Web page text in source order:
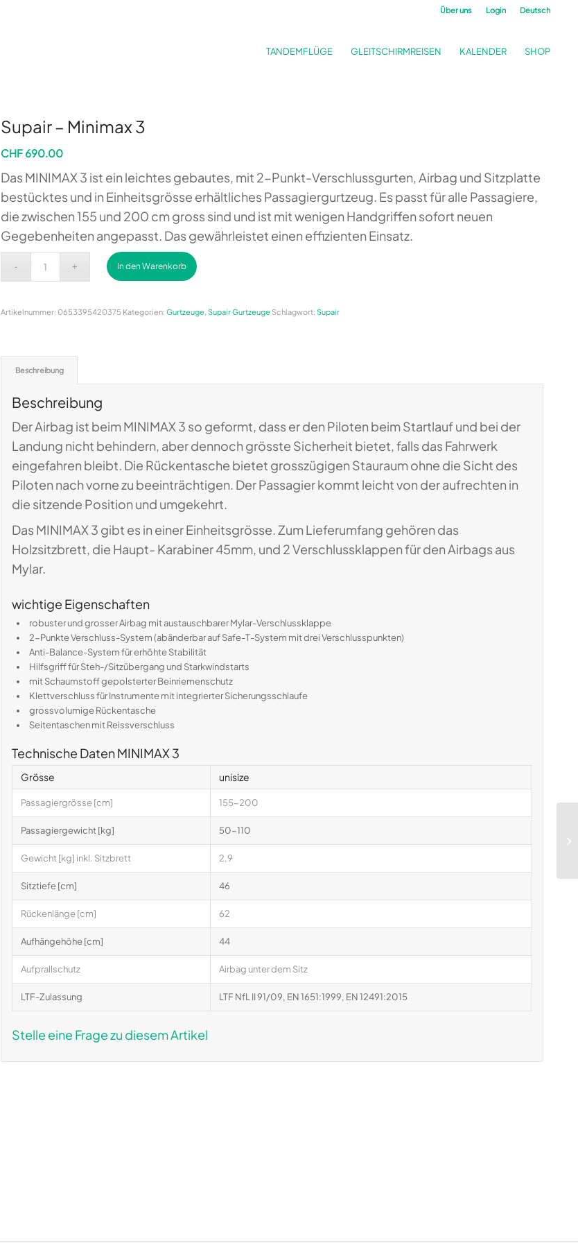
Über uns Login Deutsch
TANDEMFLÜGE GLEITSCHIRMREISEN KALENDER SHOP
Supair – Minimax 3
CHF690.00
Das MINIMAX 3 ist ein leichtes gebautes, mit 2-Punkt-Verschlussgurten, Airbag und Sitzplatte
bestücktes und in Einheitsgrösse erhältliches Passagiergurtzeug. Es passt für alle Passagiere,
die zwischen 155 und 200 cm gross sind und ist mit wenigen Handgriffen sofort neuen
Gegebenheiten angepasst. Das gewährleistet einen effizienten Einsatz.
In den Warenkorb
Artikelnummer: 0653395420375 Kategorien: Gurtzeuge, Supair Gurtzeuge Schlagwort: Supair
Beschreibung
Beschreibung
Der Airbag ist beim MINIMAX 3 so geformt, dass er den Piloten beim Startlauf und bei der
Landung nicht behindern, aber dennoch grösste Sicherheit bietet, falls das Fahrwerk
eingefahren bleibt. Die Rückentasche bietet grosszügigen Stauraum ohne die Sicht des
Piloten nach vorne zu beeinträchtigen. Der Passagier kommt leicht von der aufrechten in
die sitzende Position und umgekehrt.
Das MINIMAX 3 gibt es in einer Einheitsgrösse. Zum Lieferumfang gehören das
Holzsitzbrett, die Haupt- Karabiner 45mm, und 2 Verschlussklappen für den Airbags aus
Mylar.
wichtige Eigenschaften
robuster und grosser Airbag mit austauschbarer Mylar-Verschlussklappe
2-Punkte Verschluss-System (abänderbar auf Safe-T-System mit drei Verschlusspunkten)
Anti-Balance-System für erhöhte Stabilität
Hilfsgriff für Steh-/Sitzübergang und Starkwindstarts
mit Schaumstoff gepolsterter Beinriemenschutz
Klettverschluss für Instrumente mit integrierter Sicherungsschlaufe
grossvolumige Rückentasche
Seitentaschen mit Reissverschluss
Technische Daten MINIMAX 3
Grösse unisize
Passagiergrösse [cm] 155-200
Passagiergewicht [kg] 50-110
Gewicht [kg] inkl. Sitzbrett 2,9
Sitztiefe [cm] 46
Rückenlänge [cm] 62
Aufhängehöhe [cm] 44
Aufprallschutz Airbag unter dem Sitz
LTF-Zulassung LTF NfL II 91/09, EN 1651:1999, EN 12491:2015
Stelle eine Frage zu diesem Artikel